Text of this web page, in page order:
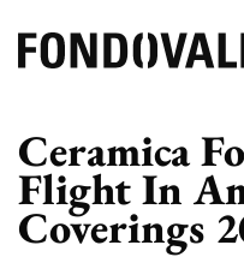
Ceramica
Flight In
Coverings